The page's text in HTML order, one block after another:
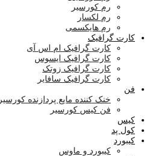
رم کورسیر
رم لکسار
رم هایکسمی
کارت گرافیک
کارت گرافیک ام اس آی
کارت گرافیک ایسوس
کارت گرافیک زوتک
کارت گرافیک سافایر
فن
خنک کننده مایع پردازنده کورسیر
فن کیس کورسیر
کیس
کول پد
کیبورد
کیبورد و ماوس